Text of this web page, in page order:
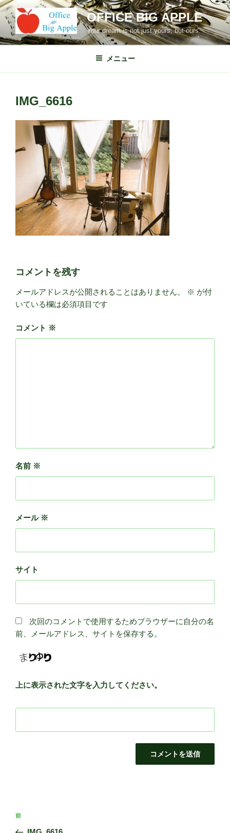
コ
ン
ン
OFFICE BIG APPLE
Your dream is not just yours, but ours.
メニュー
IMG_6616
コメントを残す
メールアドレスが公開されることはありません。 ※ が付
いている欄は必須項目です
コメント ※
名前 ※
メール ※
サイト
次回のコメントで使用するためブラウザーに自分の名
前、メールアドレス、サイトを保存する。
上に表示された文字を入力してください。
投
前
の
前